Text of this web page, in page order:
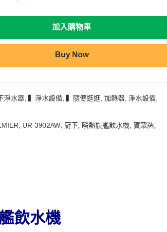
加入購物車
Buy Now
淨水器, ▍淨水設備, ▍隨便逛逛, 加熱器, 淨水設備,
UR-3902AW, 廚下, 瞬熱旗艦飲水機 賀眾牌,
飲水機